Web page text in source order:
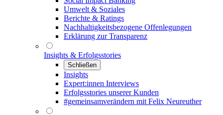
Umwelt & Soziales
Berichte & Ratings
Nachhaltigkeitsbezogene Offenlegungen
Erklärung zur Transparenz
Insights & Erfolgsstories
Schließen
Insights
Expert:innen Interviews
Erfolgsstories unserer Kunden
#gemeinsamverändern mit Felix Neureuther